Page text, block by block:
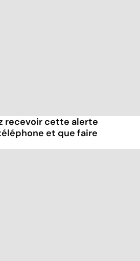
recevoir cette alerte
et que faire